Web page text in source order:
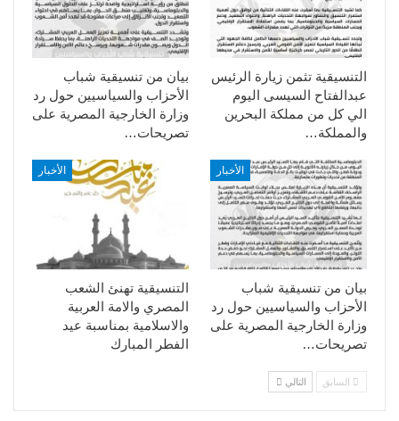
بيان من تنسيقية شباب
الأحزاب والسياسيين حول رد
وزارة الخارجية المصرية على
تصريحات…
التنسيقية تثمن زيارة الرئيس
عبدالفتاح السيسى اليوم
الي كل من مملكة البحرين
والمملكة…
الأخبار
التنسيقية تهنئ الشعب
المصري والامة العربية
والاسلامية بمناسبة عيد
الفطر المبارك
الأخبار
بيان من تنسيقية شباب
الأحزاب والسياسيين حول رد
وزارة الخارجية المصرية على
تصريحات…
السابق التالي